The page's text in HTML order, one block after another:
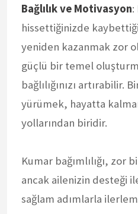
Bağlılık ve Motivasyon:
hissettiğinizde
yeniden kazanmak zor
güçlü bir temel
bağlılığınızı artırabilir.
yürümek, hayatta
yollarından biridir.
Kumar bağımlılığı, zor
ancak ailenizin desteği
sağlam adımlarla